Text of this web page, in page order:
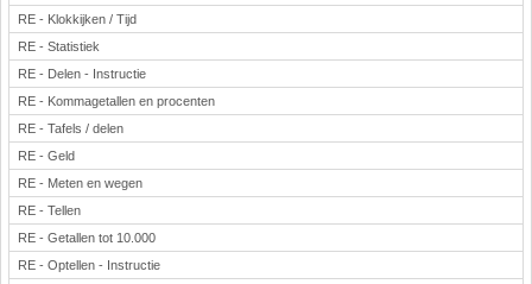
RE - Klokkijken / Tijd
RE - Statistiek
RE - Delen - Instructie
RE - Kommagetallen en procenten
RE - Tafels / delen
RE - Geld
RE - Meten en wegen
RE - Tellen
RE - Getallen tot 10.000
RE - Optellen - Instructie